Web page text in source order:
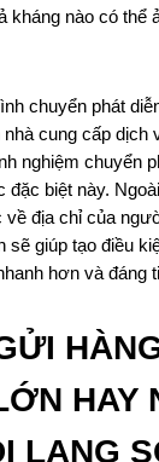
kháng nào có thể
chuyển phát
cung cấp dịch
nghiệm chuyển
đặc biệt này.
về địa chỉ của
sẽ giúp tạo điều
hơn và đáng
HAY
LẠNG